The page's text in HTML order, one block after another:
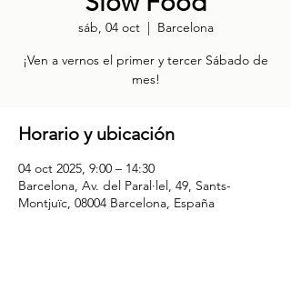
sáb, 04 oct
  |
Barcelona
¡Ven a vernos el primer y tercer Sábado de
mes!
Horario y ubicación
04 oct 2025, 9:00 – 14:30
Barcelona, Av. del Paral·lel, 49, Sants-
Montjuïc, 08004 Barcelona, España